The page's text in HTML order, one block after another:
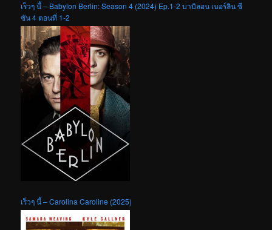
เร็วๆ นี้ – Babylon Berlin: Season 4 (2024) Ep.1-2 บาบิลอน เบอร์ลิน ซี
ซัน 4 ตอนที่ 1-2
เร็วๆ นี้ – Carolina Caroline (2025)